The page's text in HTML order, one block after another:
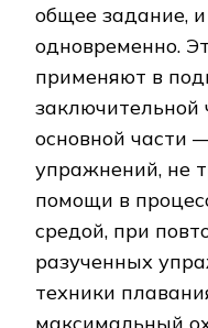
общее задание,
одновременно.
применяют в
заключительной
основной части
упражнений, не
помощи в
средой, при
разученных
техники
максимальный